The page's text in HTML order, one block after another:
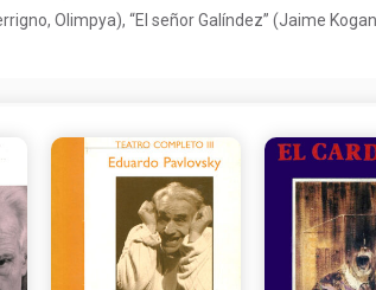
Olimpya), “El señor Galíndez” (Jaime